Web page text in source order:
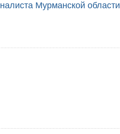
Мурманской области